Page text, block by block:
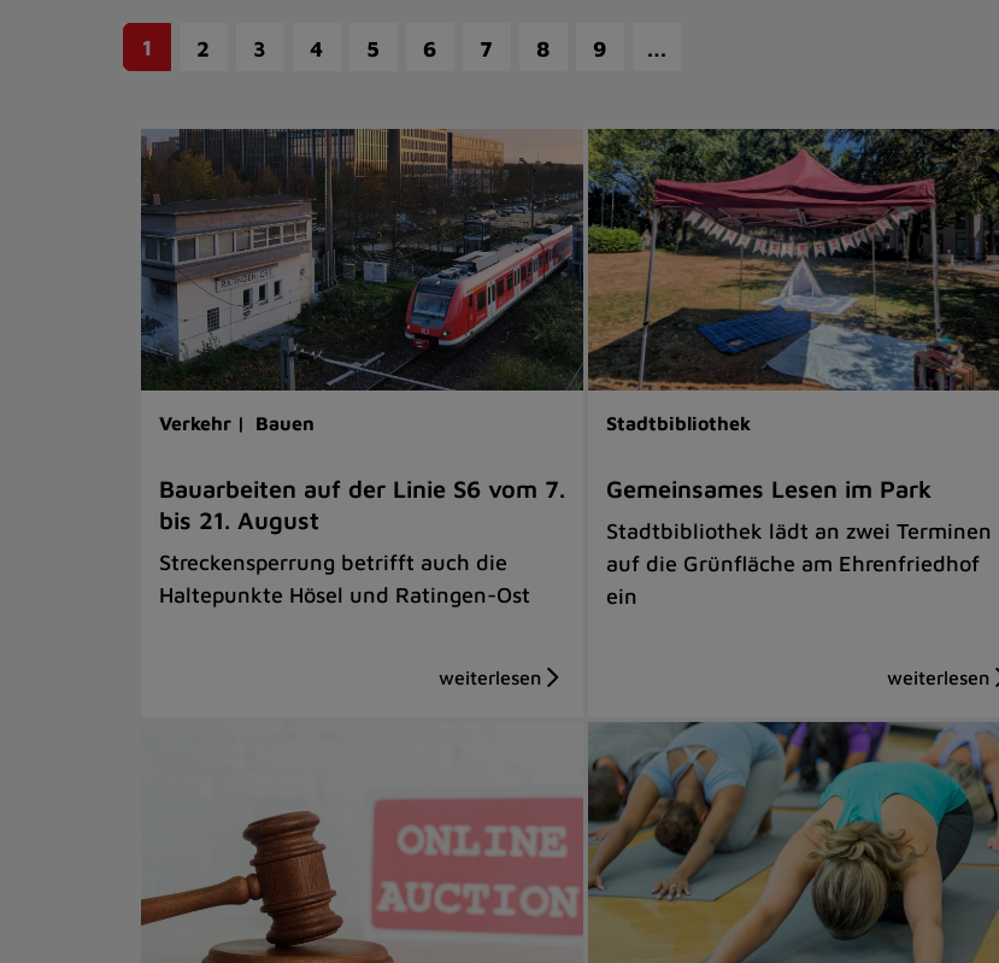
1 2 3 4 5 6 7 8 9 …
Verkehr | Bauen
Bauarbeiten auf der Linie S6 vom 7.
bis 21. August
Streckensperrung betrifft auch die
Haltepunkte Hösel und Ratingen-Ost
Stadtbibliothek
Gemeinsames Lesen im Park
Stadtbibliothek lädt an zwei Terminen
auf die Grünfläche am Ehrenfriedhof
ein